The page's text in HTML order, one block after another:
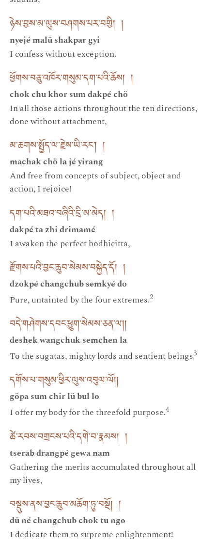
ཉེས་བྱས་མ་ལུས་བཤགས་པར་བགྱི། །
nyejé malü shakpar gyi
I confess without exception.
ཕྱོགས་བཅུ་འཁོར་གསུམ་དག་པའི་ཆོས། །
chok chu khor sum dakpé chö
In all those actions throughout the ten directions,
done without attachment,
མ་ཆགས་སྤྱོད་ལ་རྗེས་ཡི་རང༌། །
machak chö la jé yirang
And free from concepts of subject, object and
action, I rejoice!
དག་པའི་མཐའ་བཞིའི་དྲི་མ་མེད། །
dakpé ta zhi drimamé
I awaken the perfect bodhicitta,
རྫོགས་པའི་བྱང་ཆུབ་སེམས་བསྐྱེད་དོ། །
dzokpé changchub semkyé do
Pure, untainted by the four extremes.2
བདེ་གཤེགས་དབང་ཕྱུག་སེམས་ཅན་ལ། །
deshek wangchuk semchen la
To the sugatas, mighty lords and sentient beings3
དགོས་པ་གསུམ་ཕྱིར་ལུས་འབུལ་ལོ། །
göpa sum chir lü bul lo
I offer my body for the threefold purpose.4
ཚེ་རབས་བགྲངས་པའི་དགེ་བ་རྣམས། །
tserab drangpé gewa nam
Gathering the merits accumulated throughout all
my lives,
བསྡུས་ནས་བྱང་ཆུབ་མཆོག་ཏུ་བསྔོ། །
dü né changchub chok tu ngo
I dedicate them to supreme enlightenment!